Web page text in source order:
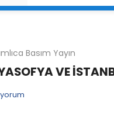
Basım Yayın
VE
yorum